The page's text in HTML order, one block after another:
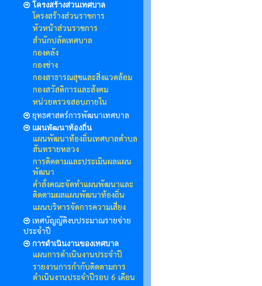
โครงสร้างส่วนเทศบาล
โครงสร้างส่วนราชการ
หัวหน้าส่วนราชการ
สำนักปลัดเทศบาล
กองคลัง
กองช่าง
กองสาธารณสุขและสิ่งแวดล้อม
กองสวัสดิการและสังคม
หน่วยตรวจสอบภายใน
ยุทธศาสตร์การพัฒนาเทศบาล
แผนพัฒนาท้องถิ่น
แผนพัฒนาท้องถิ่นเทศบาลตำบล
สันทรายหลวง
การติดตามและประเมินผลแผน
พัฒนา
คำสั่งคณะจัดทำแผนพัฒนาและ
ติดตามผลแผนพัฒนาท้องถิ่น
แผนบริหารจัดการความเสี่ยง
เทศบัญญัติงบประมาณรายจ่าย
ประจำปี
การดำเนินงานของเทศบาล
แผนการดำเนินงานประจำปี
รายงานการกำกับติดตามการ
ดำเนินงานประจำปีรอบ 6 เดือน